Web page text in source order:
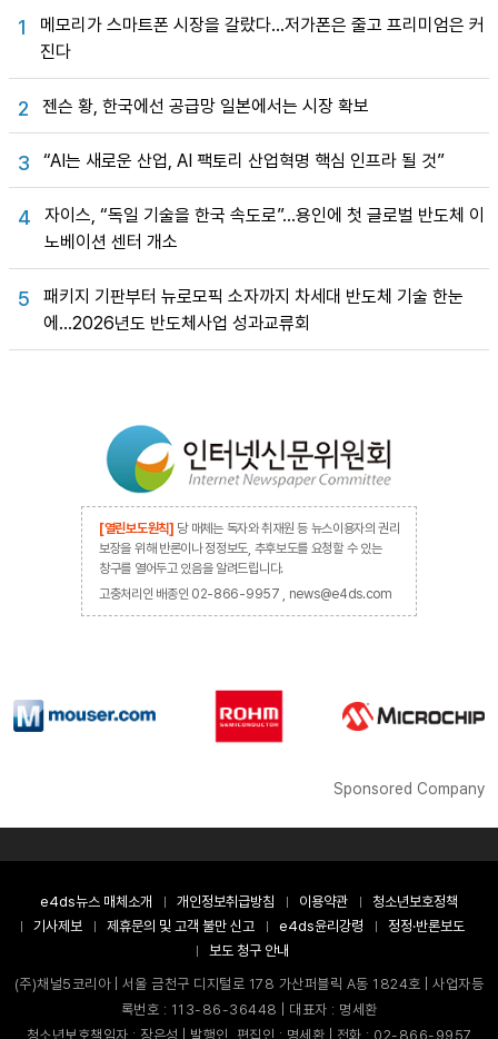
1
메모리가 스마트폰 시장을 갈랐다…저가폰은 줄고 프리미엄은 커
진다
2 젠슨 황, 한국에선 공급망 일본에서는 시장 확보
3 “AI는 새로운 산업, AI 팩토리 산업혁명 핵심 인프라 될 것”
4
자이스, “독일 기술을 한국 속도로”…용인에 첫 글로벌 반도체 이
노베이션 센터 개소
5
패키지 기판부터 뉴로모픽 소자까지 차세대 반도체 기술 한눈
에…2026년도 반도체사업 성과교류회
[열린보도원칙] 당 매체는 독자와 취재원 등 뉴스이용자의 권리
보장을 위해 반론이나 정정보도, 추후보도를 요청할 수 있는
창구를 열어두고 있음을 알려드립니다.
고충처리인 배종인 02-866-9957 , news@e4ds.com
Sponsored Company
e4ds뉴스 매체소개 개인정보취급방침 이용약관
청소년보호정책
기사제보
제휴문의 및 고객 불만 신고 e4ds윤리강령
정정·반론보도
보도 청구 안내
(주)채널5코리아 | 서울 금천구 디지털로 178 가산퍼블릭 A동 1824호 | 사업자등
록번호 : 113-86-36448 | 대표자 : 명세환
청소년보호책임자 : 장은성 | 발행인, 편집인 : 명세환 | 전화 : 02-866-9957